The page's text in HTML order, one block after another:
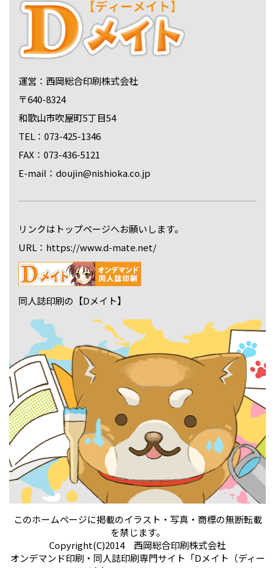
運営：西岡総合印刷株式会社
〒640-8324
和歌山市吹屋町5丁目54
TEL：073-425-1346
FAX：073-436-5121
E-mail：doujin@nishioka.co.jp
リンクはトップページへお願いします。
URL：https://www.d-mate.net/
同人誌印刷の【Dメイト】
このホームページに掲載のイラスト・写真・商標の無断転載
を禁じます。
Copyright(C)2014 西岡総合印刷株式会社
オンデマンド印刷・同人誌印刷専門サイト「Dメイト（ディー